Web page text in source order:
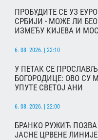
ПРОБУДИТЕ СЕ УЗ
СРБИЈИ - МОЖЕ ЛИ
ИЗМЕЂУ КИЈЕВА И
6. 08. 2026. | 22:10
У ПЕТАК СЕ
БОГОРОДИЦЕ: ОВО СУ
УПУТЕ СВЕТОЈ АНИ
6. 08. 2026. | 22:00
БРАНКО РУЖИЋ
ЈАСНЕ ЦРВЕНЕ